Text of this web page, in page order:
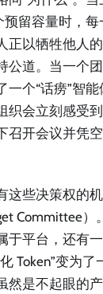
预留容量时，
正以牺牲他人
公道。当一个
一个“话痨”智
织会立刻感受
召开会议并凭
这些决策权的
Committee
于平台，还有
Token”变为
然是不起眼的